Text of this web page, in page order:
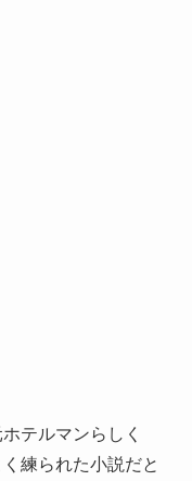
テルマンらしく
練られた小説だと